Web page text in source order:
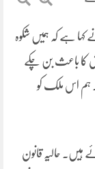
کہا ہے کہ ہمیں شکوہ
کا باعث بن چکے
ہم اس ملک کو
ہیں۔ حالیہ قانون